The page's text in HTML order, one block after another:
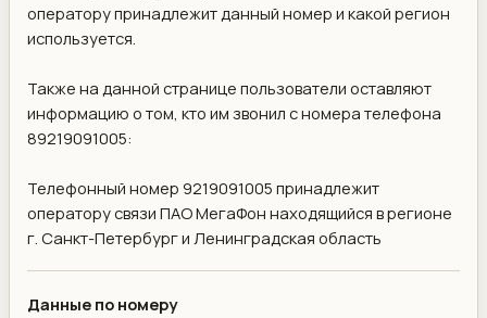
оператору принадлежит данный номер и какой регион
используется.
Также на данной странице пользователи оставляют
информацию о том, кто им звонил с номера телефона
89219091005:
Телефонный номер 9219091005 принадлежит
оператору связи ПАО МегаФон находящийся в регионе
г. Санкт-Петербург и Ленинградская область
Данные по номеру